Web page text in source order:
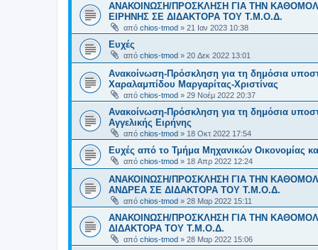
ΑΝΑΚΟΙΝΩΣΗ/ΠΡΟΣΚΛΗΣΗ ΓΙΑ ΤΗΝ
ΕΙΡΗΝΗΣ ΣΕ ΔΙΔΑΚΤΟΡΑ ΤΟΥ Τ.Μ.Ο.Δ.
από chios-tmod » 21 Ιαν 2023 10:38
Ευχές
από chios-tmod » 20 Δεκ 2022 13:01
Ανακοίνωση-Πρόσκληση για τη δημόσια
Χαραλαμπίδου Μαργαρίτας-Χριστίνας
από chios-tmod » 29 Νοέμ 2022 20:37
Ανακοίνωση-Πρόσκληση για τη δημόσια
Αγγελικής Ειρήνης
από chios-tmod » 18 Οκτ 2022 17:54
Ευχές από το Τμήμα Μηχανικών Οικονομίας
από chios-tmod » 18 Απρ 2022 12:24
ΑΝΑΚΟΙΝΩΣΗ/ΠΡΟΣΚΛΗΣΗ ΓΙΑ ΤΗΝ
ΑΝΔΡΕΑ ΣΕ ΔΙΔΑΚΤΟΡΑ ΤΟΥ Τ.Μ.Ο.Δ.
από chios-tmod » 28 Μαρ 2022 15:11
ΑΝΑΚΟΙΝΩΣΗ/ΠΡΟΣΚΛΗΣΗ ΓΙΑ ΤΗΝ
ΔΙΔΑΚΤΟΡΑ ΤΟΥ Τ.Μ.Ο.Δ.
από chios-tmod » 28 Μαρ 2022 15:06